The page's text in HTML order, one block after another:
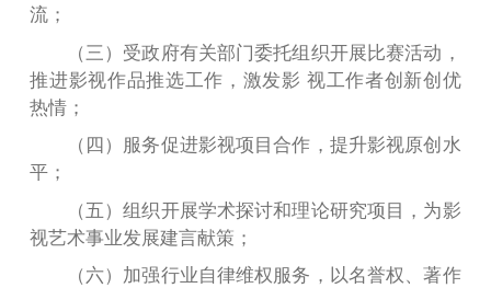
流；
（三）受政府有关部门委托组织开展比赛活动，
推进影视作品推选工作，激发影 视工作者创新创优
热情；
（四）服务促进影视项目合作，提升影视原创水
平；
（五）组织开展学术探讨和理论研究项目，为影
视艺术事业发展建言献策；
（六）加强行业自律维权服务，以名誉权、著作